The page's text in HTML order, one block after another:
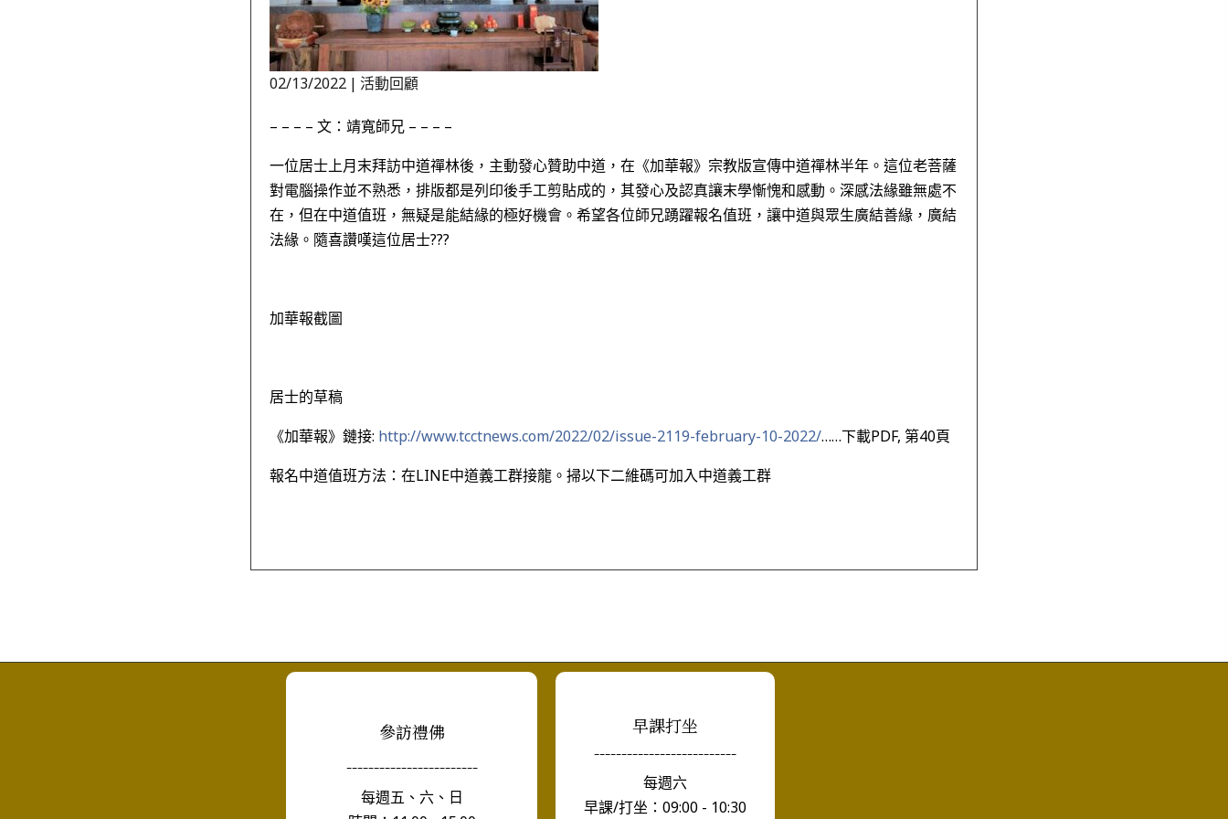
02/13/2022 | 活動回顧
– – – – 文：靖寬師兄 – – – –
一位居士上月末拜訪中道禪林後，主動發心贊助中道，在《加華報》宗教版宣傳中道禪林半年。這位老菩薩
對電腦操作並不熟悉，排版都是列印後手工剪貼成的，其發心及認真讓末學慚愧和感動。深感法緣雖無處不
在，但在中道值班，無疑是能結緣的極好機會。希望各位師兄踴躍報名值班，讓中道與眾生廣結善緣，廣結
法緣。隨喜讚嘆這位居士???
加華報截圖
居士的草稿
《加華報》鏈接: http://www.tcctnews.com/2022/02/issue-2119-february-10-2022/……下載PDF, 第40頁
報名中道值班方法：在LINE中道義工群接龍。掃以下二維碼可加入中道義工群
參訪禮佛
------------------------
每週五、六、日
早課打坐
--------------------------
每週六
早課/打坐：09:00 - 10:30